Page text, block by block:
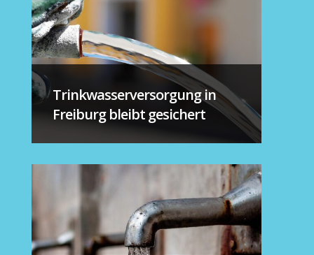
Trinkwasserversorgung in
Freiburg bleibt gesichert